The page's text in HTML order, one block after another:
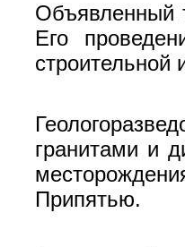
Объявленный
Его
строительной
гранитами и
Припятью.